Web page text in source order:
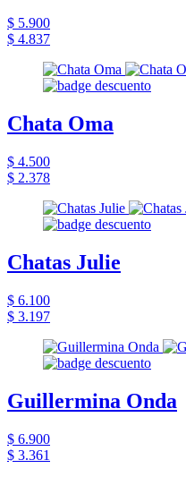
$ 5.900
$ 4.837
Chata Oma
$ 4.500
$ 2.378
Chatas Julie
$ 6.100
$ 3.197
Guillermina Onda
$ 6.900
$ 3.361